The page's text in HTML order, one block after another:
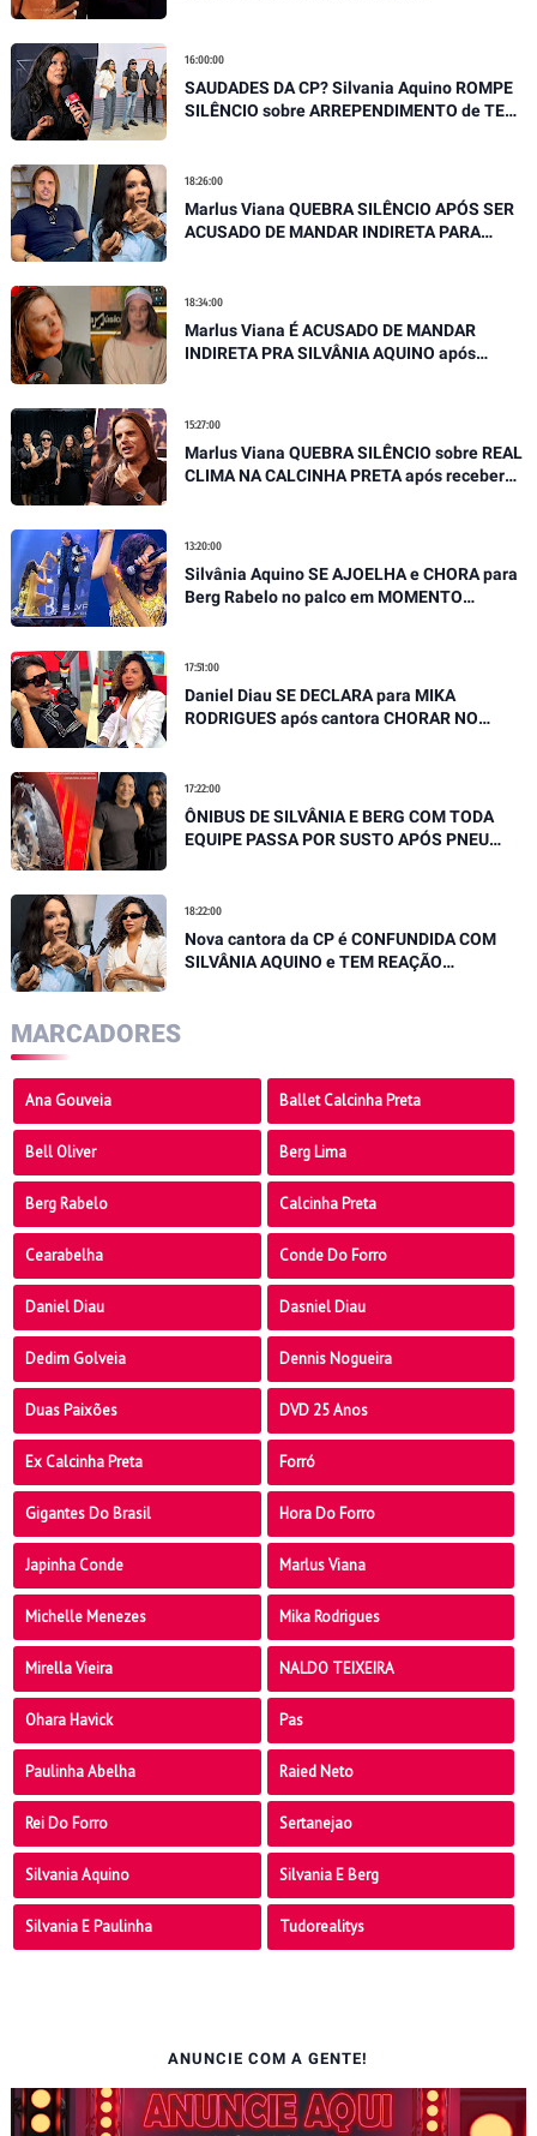
16:00:00
SAUDADES DA CP? Silvania Aquino ROMPE
SILÊNCIO sobre ARREPENDIMENTO de TER
18:26:00
Marlus Viana QUEBRA SILÊNCIO APÓS SER
ACUSADO DE MANDAR INDIRETA PARA
18:34:00
Marlus Viana É ACUSADO DE MANDAR
INDIRETA PRA SILVÂNIA AQUINO após
15:27:00
Marlus Viana QUEBRA SILÊNCIO sobre REAL
CLIMA NA CALCINHA PRETA após receber
13:20:00
Silvânia Aquino SE AJOELHA e CHORA para
Berg Rabelo no palco em MOMENTO
17:51:00
Daniel Diau SE DECLARA para MIKA
RODRIGUES após cantora CHORAR NO
17:22:00
ÔNIBUS DE SILVÂNIA E BERG COM TODA
EQUIPE PASSA POR SUSTO APÓS PNEU
18:22:00
Nova cantora da CP é CONFUNDIDA COM
SILVÂNIA AQUINO e TEM REAÇÃO
MARCADORES
Ana Gouveia Ballet Calcinha Preta
Bell Oliver Berg Lima
Berg Rabelo Calcinha Preta
Cearabelha Conde Do Forro
Daniel Diau Dasniel Diau
Dedim Golveia Dennis Nogueira
Duas Paixões DVD 25 Anos
Ex Calcinha Preta Forró
Gigantes Do Brasil Hora Do Forro
Japinha Conde Marlus Viana
Michelle Menezes Mika Rodrigues
Mirella Vieira NALDO TEIXEIRA
Ohara Havick Pas
Paulinha Abelha Raied Neto
Rei Do Forro Sertanejao
Silvania Aquino Silvania E Berg
Silvania E Paulinha Tudorealitys
ANUNCIE COM A GENTE!